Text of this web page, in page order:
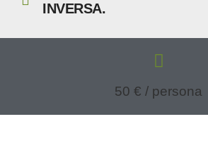
INVERSA.
50 € / persona